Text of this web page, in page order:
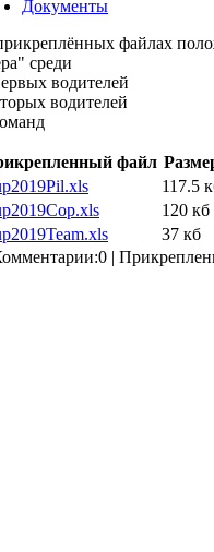
Документы
файлах
среди
водителей
водителей
файл
117.5
120 кб
37 кб
|